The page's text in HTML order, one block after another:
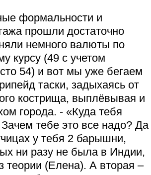
формальности и
прошли достаточно
немного валюты по
курсу (49 с учетом
54) и вот мы уже бегаем
таски, задыхаясь от
кострища, выплёвывая и
города. - «Куда тебя
Зачем тебе это все надо? Да
у тебя 2 барышни,
ни разу не была в Индии,
теории (Елена). А вторая –